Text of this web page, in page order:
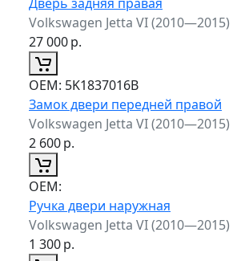
Volkswagen Jetta VI (2010—2015)
27 000р.
ОЕМ: 5K1837016B
Замок двери передней правой
Volkswagen Jetta VI (2010—2015)
2 600р.
ОЕМ:
Ручка двери наружная
Volkswagen Jetta VI (2010—2015)
1 300р.